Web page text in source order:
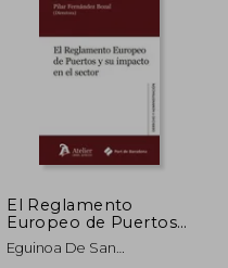
45%
El Reglamento
Europeo de Puertos y
su Impacto en el
Sector
Eguinoa De San